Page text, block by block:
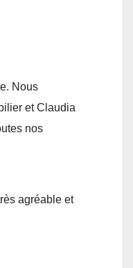
Nous
et Claudia
nos
agréable et